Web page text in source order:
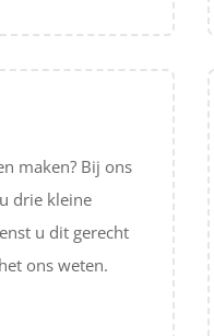
maken? Bij ons
drie kleine
u dit gerecht
ons weten.​